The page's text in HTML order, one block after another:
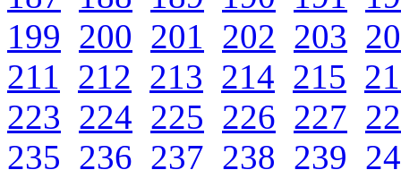
199 200 201 202 203
211 212 213 214 215
223 224 225 226 227
235 236 237 238 239